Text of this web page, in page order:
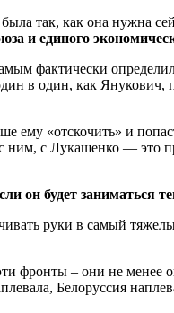
так, как она нужна
и единого
фактически
в один, как Янукович,
ему «отскочить» и
ним, с Лукашенко — это
он будет заниматься
руки в самый
фронты – они не менее
Белоруссия